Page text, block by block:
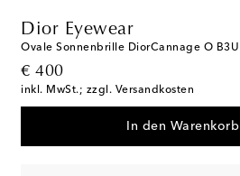
Dior Eyewear
Ovale Sonnenbrille DiorCannage O B3U
€ 400
original price
inkl. MwSt.; zzgl. Versandkosten
In den Warenkorb